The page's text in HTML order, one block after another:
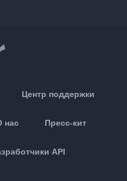
Центр поддержки
нас Пресс-кит
API